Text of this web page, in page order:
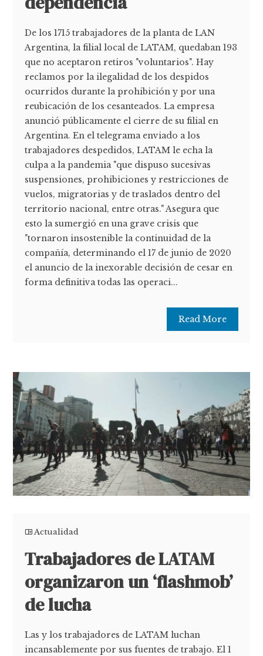
De los 1715 trabajadores de la planta de LAN
Argentina, la filial local de LATAM, quedaban 193
que no aceptaron retiros "voluntarios". Hay
reclamos por la ilegalidad de los despidos
ocurridos durante la prohibición y por una
reubicación de los cesanteados. La empresa
anunció públicamente el cierre de su filial en
Argentina. En el telegrama enviado a los
trabajadores despedidos, LATAM le echa la
culpa a la pandemia "que dispuso sucesivas
suspensiones, prohibiciones y restricciones de
vuelos, migratorias y de traslados dentro del
territorio nacional, entre otras." Asegura que
esto la sumergió en una grave crisis que
"tornaron insostenible la continuidad de la
compañía, determinando el 17 de junio de 2020
el anuncio de la inexorable decisión de cesar en
forma definitiva todas las operaci...
Read More
Actualidad
Trabajadores de LATAM
organizaron un ‘flashmob’
de lucha
Las y los trabajadores de LATAM luchan
incansablemente por sus fuentes de trabajo. El 1